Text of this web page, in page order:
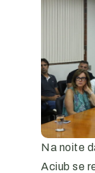
Na noite
Aciub se